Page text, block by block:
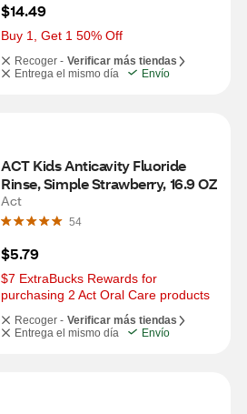
$14.49
Buy 1, Get 1 50% Off
Recoger - Verificar más tiendas
Entrega el mismo día
Envío
ACT Kids Anticavity Fluoride
Rinse, Simple Strawberry, 16.9 OZ
Act
54
$5.79
$7 ExtraBucks Rewards for
purchasing 2 Act Oral Care products
Recoger - Verificar más tiendas
Entrega el mismo día
Envío